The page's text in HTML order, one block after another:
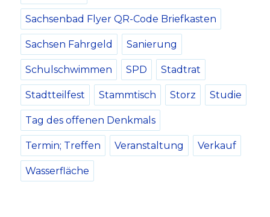
Sachsenbad Flyer QR-Code Briefkasten
Sachsen Fahrgeld Sanierung
Schulschwimmen SPD Stadtrat
Stadtteilfest Stammtisch Storz Studie
Tag des offenen Denkmals
Termin; Treffen Veranstaltung Verkauf
Wasserfläche